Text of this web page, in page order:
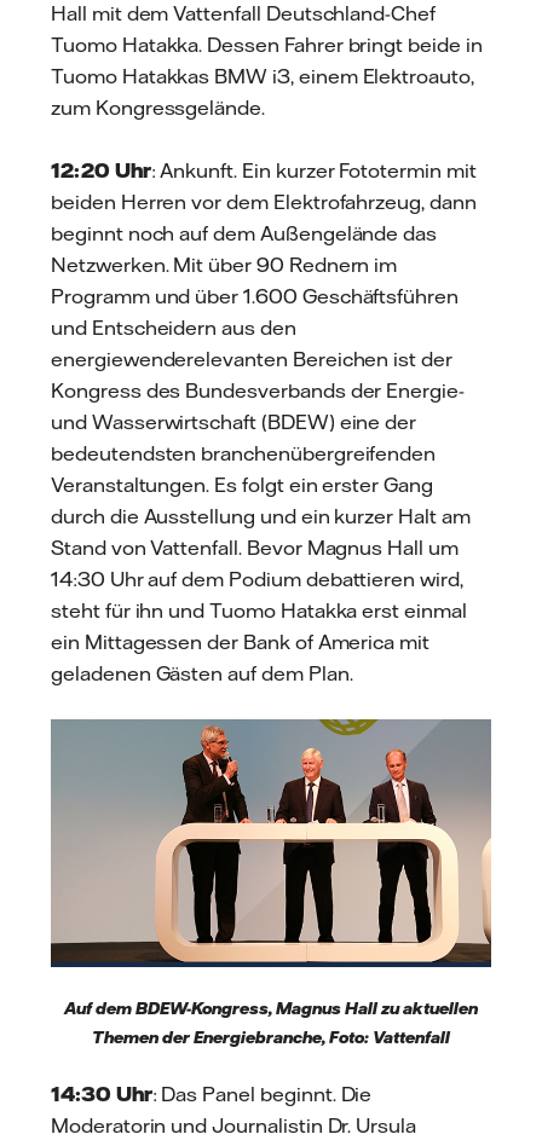
Hall mit dem Vattenfall Deutschland-Chef
Tuomo Hatakka. Dessen Fahrer bringt beide in
Tuomo Hatakkas BMW i3, einem Elektroauto,
zum Kongressgelände.
12:20 Uhr: Ankunft. Ein kurzer Fototermin mit
beiden Herren vor dem Elektrofahrzeug, dann
beginnt noch auf dem Außengelände das
Netzwerken. Mit über 90 Rednern im
Programm und über 1.600 Geschäftsführen
und Entscheidern aus den
energiewenderelevanten Bereichen ist der
Kongress des Bundesverbands der Energie-
und Wasserwirtschaft (BDEW) eine der
bedeutendsten branchenübergreifenden
Veranstaltungen. Es folgt ein erster Gang
durch die Ausstellung und ein kurzer Halt am
Stand von Vattenfall. Bevor Magnus Hall um
14:30 Uhr auf dem Podium debattieren wird,
steht für ihn und Tuomo Hatakka erst einmal
ein Mittagessen der Bank of America mit
geladenen Gästen auf dem Plan.
Auf dem BDEW-Kongress, Magnus Hall zu aktuellen
Themen der Energiebranche, Foto: Vattenfall
14:30 Uhr: Das Panel beginnt. Die
Moderatorin und Journalistin Dr. Ursula